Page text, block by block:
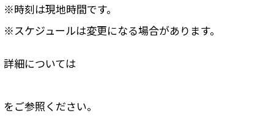
※時刻は現地時間です。
※スケジュールは変更になる場合があります。
詳細については
をご参照ください。